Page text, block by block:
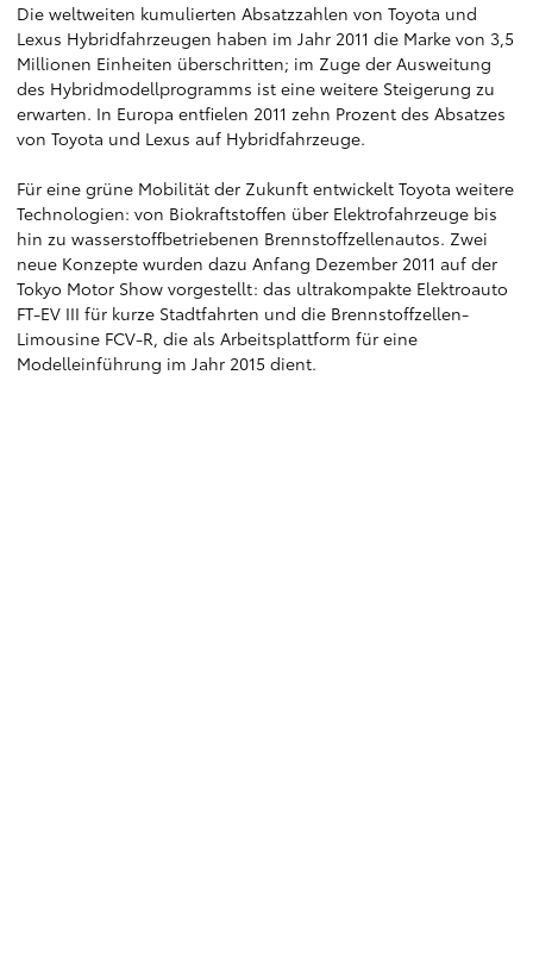
Die weltweiten kumulierten Absatzzahlen von Toyota und
Lexus Hybridfahrzeugen haben im Jahr 2011 die Marke von 3,5
Millionen Einheiten überschritten; im Zuge der Ausweitung
des Hybridmodellprogramms ist eine weitere Steigerung zu
erwarten. In Europa entfielen 2011 zehn Prozent des Absatzes
von Toyota und Lexus auf Hybridfahrzeuge.
Für eine grüne Mobilität der Zukunft entwickelt Toyota weitere
Technologien: von Biokraftstoffen über Elektrofahrzeuge bis
hin zu wasserstoffbetriebenen Brennstoffzellenautos. Zwei
neue Konzepte wurden dazu Anfang Dezember 2011 auf der
Tokyo Motor Show vorgestellt: das ultrakompakte Elektroauto
FT-EV III für kurze Stadtfahrten und die Brennstoffzellen-
Limousine FCV-R, die als Arbeitsplattform für eine
Modelleinführung im Jahr 2015 dient.